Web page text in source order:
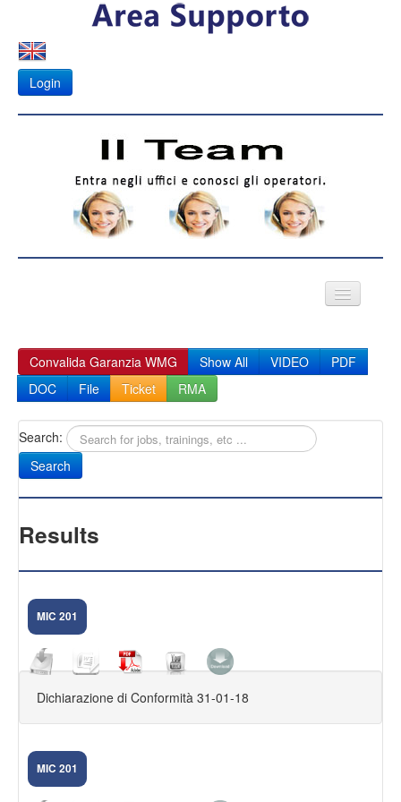
Login
Fotovoltaico
APK
Sany
CAM NOVA
FIRMWARE DVR
Convalida Garanzia WMG Show All VIDEO
PDF
DOC
File Ticket RMA
Search:
Results
MIC 201
Dichiarazione di Conformità 31-01-18
MIC 201